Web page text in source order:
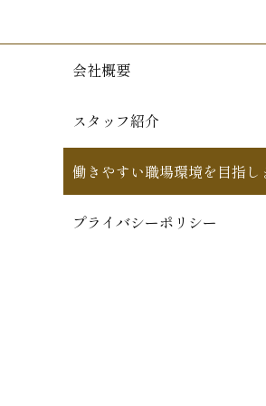
会社概要
スタッフ紹介
働きやすい職場環境を目指し
プライバシーポリシー